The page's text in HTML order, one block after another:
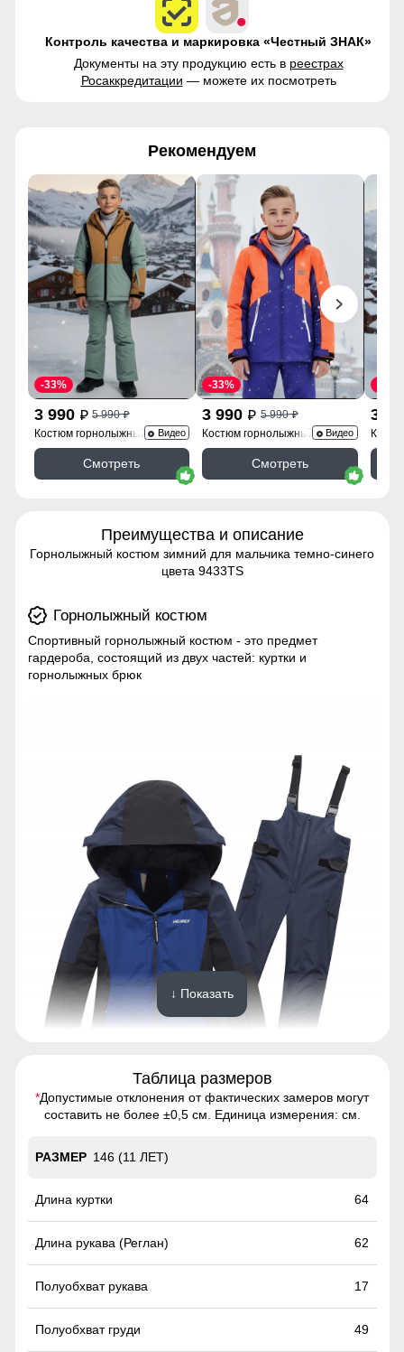
Контроль качества и маркировка «Честный ЗНАК»
Документы на эту продукцию есть в реестрах
Росаккредитации — можете их посмотреть
Рекомендуем
3 990 p 5 990p
-33%
Костюм горнолыжный 9315K
Видео
Смотреть
3 990 p 5 990p
-33%
Костюм горнолыжный 9317O
Видео
Смотреть
3
Преимущества и описание
Горнолыжный костюм зимний для мальчика темно-синего
цвета 9433TS
Горнолыжный костюм
Спортивный горнолыжный костюм - это предмет
гардероба, состоящий из двух частей: куртки и
горнолыжных брюк
Спортивный горнолыжный костюм - это предмет
гардероба, состоящий из двух частей: куртки и
Подкладка из флиса и полиэстера: Устойчива к износу и
для повседневного использования.
↓ Показать
Таблица размеров
*Допустимые отклонения от фактических замеров могут
составить не более ±0,5 см. Единица измерения: см.
146 (11 ЛЕТ)
64
62
17
49